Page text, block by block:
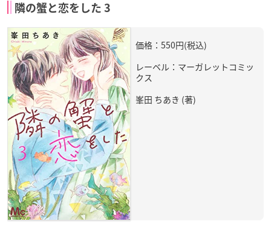
隣の蟹と恋をした 3
価格：550円(税込)
レーベル：マーガレットコミッ
クス
峯田 ちあき (著)